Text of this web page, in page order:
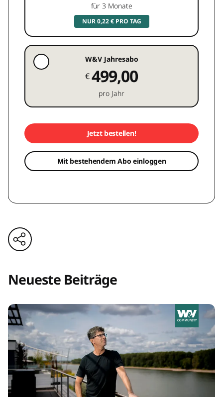
für 3 Monate
NUR 0,22 € PRO TAG
W&V Jahresabo
€499,00
pro Jahr
Jetzt bestellen!
Mit bestehendem Abo einloggen
Neueste Beiträge